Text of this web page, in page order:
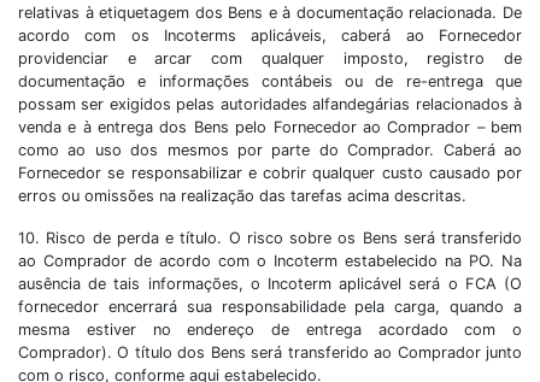
relativas à etiquetagem dos Bens e à documentação relacionada. De
acordo com os Incoterms aplicáveis, caberá ao Fornecedor
providenciar e arcar com qualquer imposto, registro de
documentação e informações contábeis ou de re-entrega que
possam ser exigidos pelas autoridades alfandegárias relacionados à
venda e à entrega dos Bens pelo Fornecedor ao Comprador – bem
como ao uso dos mesmos por parte do Comprador. Caberá ao
Fornecedor se responsabilizar e cobrir qualquer custo causado por
erros ou omissões na realização das tarefas acima descritas.
10. Risco de perda e título. O risco sobre os Bens será transferido
ao Comprador de acordo com o Incoterm estabelecido na PO. Na
ausência de tais informações, o Incoterm aplicável será o FCA (O
fornecedor encerrará sua responsabilidade pela carga, quando a
mesma estiver no endereço de entrega acordado com o
Comprador). O título dos Bens será transferido ao Comprador junto
com o risco, conforme aqui estabelecido.